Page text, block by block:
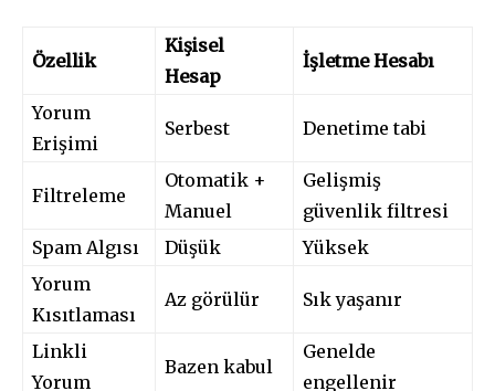
Özellik
Kişisel
Hesap
İşletme Hesabı
Yorum
Erişimi
Serbest Denetime tabi
Filtreleme
Otomatik +
Manuel
Gelişmiş
güvenlik filtresi
Spam Algısı
Düşük
Yüksek
Yorum
Kısıtlaması
Az görülür Sık yaşanır
Linkli
Yorum
Bazen kabul
Genelde
engellenir